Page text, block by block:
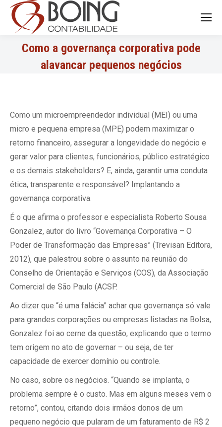
Search:
Como a governança corporativa pode
alavancar pequenos negócios
Como um microempreendedor individual (MEI) ou uma
micro e pequena empresa (MPE) podem maximizar o
retorno financeiro, assegurar a longevidade do negócio e
gerar valor para clientes, funcionários, público estratégico
e os demais stakeholders? E, ainda, garantir uma conduta
ética, transparente e responsável? Implantando a
governança corporativa.
É o que afirma o professor e especialista Roberto Sousa
Gonzalez, autor do livro “Governança Corporativa – O
Poder de Transformação das Empresas” (Trevisan Editora,
2012), que palestrou sobre o assunto na reunião do
Conselho de Orientação e Serviços (COS), da Associação
Comercial de São Paulo (ACSP.
Ao dizer que “é uma falácia” achar que governança só vale
para grandes corporações ou empresas listadas na Bolsa,
Gonzalez foi ao cerne da questão, explicando que o termo
tem origem no ato de governar – ou seja, de ter
capacidade de exercer domínio ou controle.
No caso, sobre os negócios. “Quando se implanta, o
problema sempre é o custo. Mas em alguns meses vem o
retorno”, contou, citando dois irmãos donos de um
pequeno negócio que pularam de um faturamento de R$ 2